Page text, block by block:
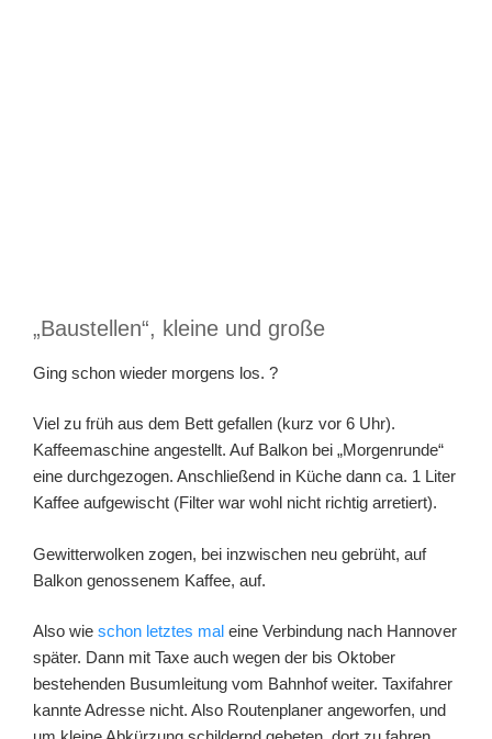
„Baustellen“, kleine und große
Ging schon wieder morgens los. ?
Viel zu früh aus dem Bett gefallen (kurz vor 6 Uhr).
Kaffeemaschine angestellt. Auf Balkon bei „Morgenrunde“
eine durchgezogen. Anschließend in Küche dann ca. 1 Liter
Kaffee aufgewischt (Filter war wohl nicht richtig arretiert).
Gewitterwolken zogen, bei inzwischen neu gebrüht, auf
Balkon genossenem Kaffee, auf.
Also wie schon letztes mal eine Verbindung nach Hannover
später. Dann mit Taxe auch wegen der bis Oktober
bestehenden Busumleitung vom Bahnhof weiter. Taxifahrer
kannte Adresse nicht. Also Routenplaner angeworfen, und